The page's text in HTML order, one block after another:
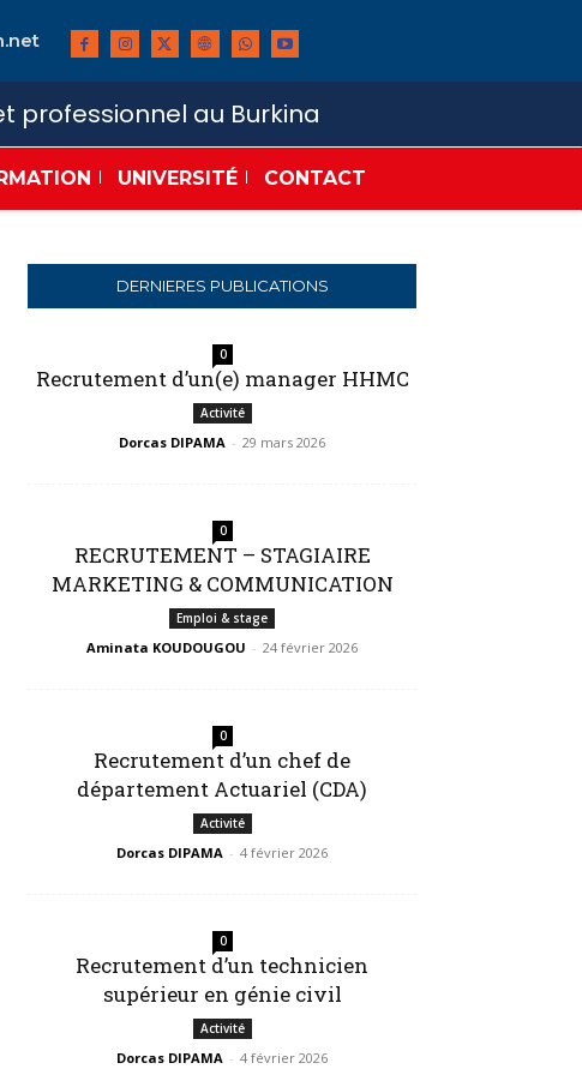
professionnel au Burkina
UNIVERSITÉ CONTACT
DERNIERES PUBLICATIONS
0
Recrutement d’un(e) manager HHMC
Activité
Dorcas DIPAMA - 29 mars 2026
0
RECRUTEMENT – STAGIAIRE
MARKETING & COMMUNICATION
Emploi & stage
Aminata KOUDOUGOU - 24 février 2026
0
Recrutement d’un chef de
département Actuariel (CDA)
Activité
Dorcas DIPAMA - 4 février 2026
0
Recrutement d’un technicien
supérieur en génie civil
Activité
Dorcas DIPAMA - 4 février 2026